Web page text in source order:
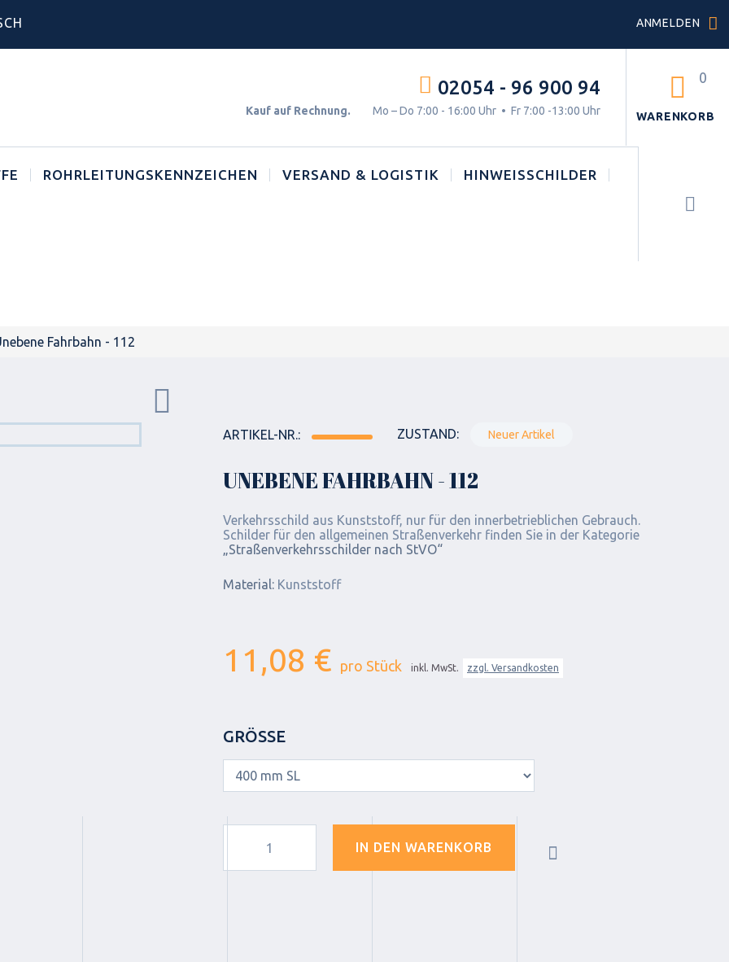
ANMELDEN
WARENKORB
0
02054 - 96 900 94
Kauf auf Rechnung. Mo – Do 7:00 - 16:00 Uhr • Fr 7:00 -13:00 Uhr
ROHRLEITUNGSKENNZEICHEN VERSAND & LOGISTIK HINWEISSCHILDER
Fahrbahn - 112
ARTIKEL-NR.: ZUSTAND: Neuer Artikel
UNEBENE FAHRBAHN - 112
Verkehrsschild aus Kunststoff, nur für den innerbetrieblichen Gebrauch.
Schilder für den allgemeinen Straßenverkehr finden Sie in der Kategorie
„Straßenverkehrsschilder nach StVO“
Material: Kunststoff
11,08 € pro Stück inkl. MwSt. zzgl. Versandkosten
GRÖSSE
IN DEN WARENKORB